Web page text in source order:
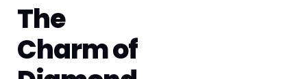
The
Charm of